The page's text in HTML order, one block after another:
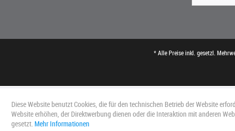
* Alle Preise inkl. gesetzl.
Diese Website benutzt Cookies, die für den technischen Betrieb der Website
Website erhöhen, der Direktwerbung dienen oder die Interaktion mit anderen
gesetzt. Mehr Informationen